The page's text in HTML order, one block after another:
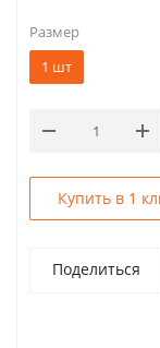
Размер
1 шт
Купить в 1
Поделиться